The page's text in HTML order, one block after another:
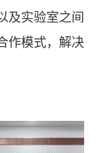
及实验室之间
作模式，解决